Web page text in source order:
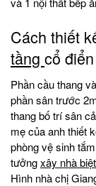
Cách thiết
tầng cổ
Phần cầu thang
phần sân trước
thang bố trí sân
mẹ của anh thiết
phòng vệ sinh
tưởngxây nhà
Hình nhà chị